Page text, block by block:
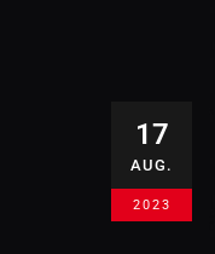
17
AUG.
2023